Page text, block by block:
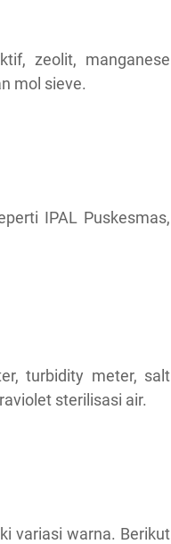
zeolit, manganese
mol sieve.
IPAL Puskesmas,
turbidity meter, salt
sterilisasi air.
variasi warna. Berikut